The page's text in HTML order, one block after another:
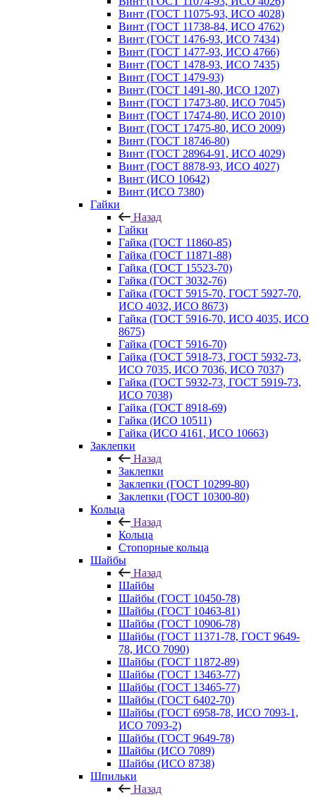
Винт (ГОСТ 11075-93, ИСО 4028)
Винт (ГОСТ 11738-84, ИСО 4762)
Винт (ГОСТ 1476-93, ИСО 7434)
Винт (ГОСТ 1477-93, ИСО 4766)
Винт (ГОСТ 1478-93, ИСО 7435)
Винт (ГОСТ 1479-93)
Винт (ГОСТ 1491-80, ИСО 1207)
Винт (ГОСТ 17473-80, ИСО 7045)
Винт (ГОСТ 17474-80, ИСО 2010)
Винт (ГОСТ 17475-80, ИСО 2009)
Винт (ГОСТ 18746-80)
Винт (ГОСТ 28964-91, ИСО 4029)
Винт (ГОСТ 8878-93, ИСО 4027)
Винт (ИСО 10642)
Винт (ИСО 7380)
Гайки
Назад
Гайки
Гайка (ГОСТ 11860-85)
Гайка (ГОСТ 11871-88)
Гайка (ГОСТ 15523-70)
Гайка (ГОСТ 3032-76)
Гайка (ГОСТ 5915-70, ГОСТ 5927-70,
ИСО 4032, ИСО 8673)
Гайка (ГОСТ 5916-70, ИСО 4035, ИСО
8675)
Гайка (ГОСТ 5916-70)
Гайка (ГОСТ 5918-73, ГОСТ 5932-73,
ИСО 7035, ИСО 7036, ИСО 7037)
Гайка (ГОСТ 5932-73, ГОСТ 5919-73,
ИСО 7038)
Гайка (ГОСТ 8918-69)
Гайка (ИСО 10511)
Гайка (ИСО 4161, ИСО 10663)
Заклепки
Назад
Заклепки
Заклепки (ГОСТ 10299-80)
Заклепки (ГОСТ 10300-80)
Кольца
Назад
Кольца
Стопорные кольца
Шайбы
Назад
Шайбы
Шайбы (ГОСТ 10450-78)
Шайбы (ГОСТ 10463-81)
Шайбы (ГОСТ 10906-78)
Шайбы (ГОСТ 11371-78, ГОСТ 9649-
78, ИСО 7090)
Шайбы (ГОСТ 11872-89)
Шайбы (ГОСТ 13463-77)
Шайбы (ГОСТ 13465-77)
Шайбы (ГОСТ 6402-70)
Шайбы (ГОСТ 6958-78, ИСО 7093-1,
ИСО 7093-2)
Шайбы (ГОСТ 9649-78)
Шайбы (ИСО 7089)
Шайбы (ИСО 8738)
Шпильки
Назад